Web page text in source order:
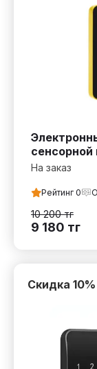
паролю
На заказ
Рейтинг 0
10 200тг
9 180 тг
Скидка 10%